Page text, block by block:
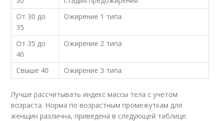
От 30 до
35
Ожирение 1 типа
От 35 до
40
Ожирение 2 типа
Свыше 40 Ожирение 3 типа
Лучше рассчитывать индекс массы тела с учетом
возраста. Норма по возрастным промежуткам для
женщин различна, приведена в следующей таблице: